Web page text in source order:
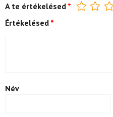
A te értékelésed *
Értékelésed *
Név